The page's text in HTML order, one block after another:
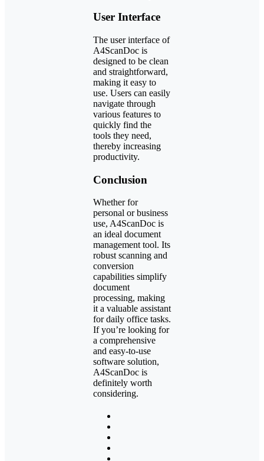
User Interface
The user interface of
A4ScanDoc is
designed to be clean
and straightforward,
making it easy to
use. Users can easily
navigate through
various features to
quickly find the
tools they need,
thereby increasing
productivity.
Conclusion
Whether for
personal or business
use, A4ScanDoc is
an ideal document
management tool. Its
robust scanning and
conversion
capabilities simplify
document
processing, making
it a valuable assistant
for daily office tasks.
If you’re looking for
a comprehensive
and easy-to-use
software solution,
A4ScanDoc is
definitely worth
considering.